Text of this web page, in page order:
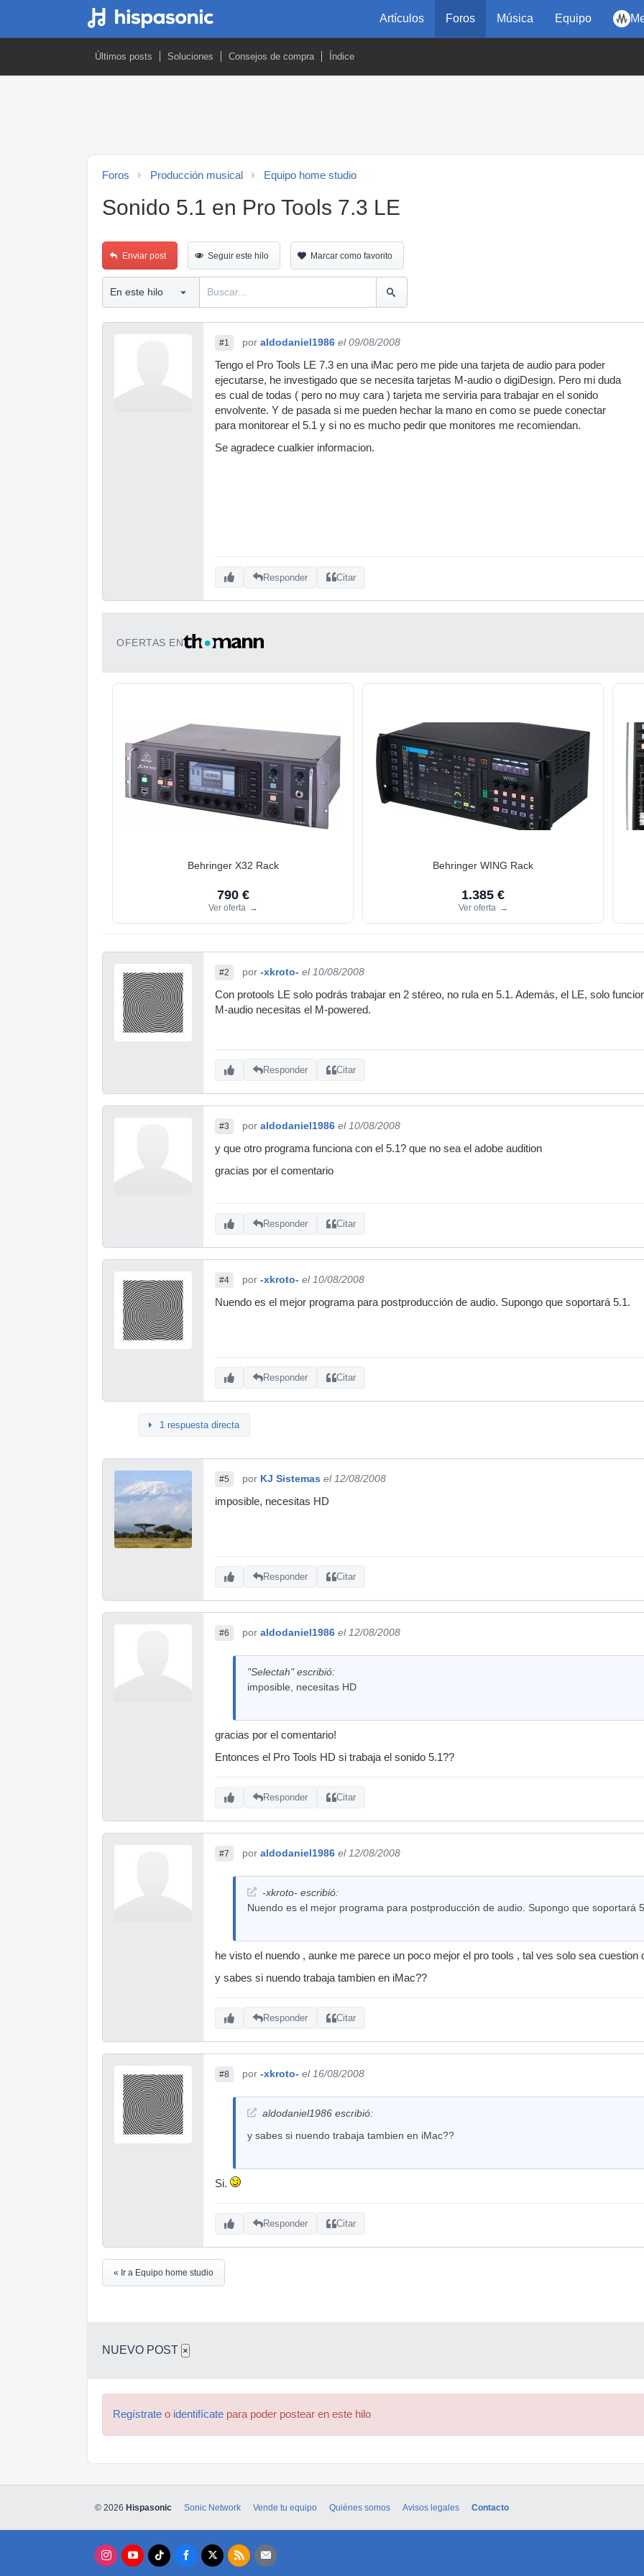
Artículos Foros Música Equipo
Últimos posts Soluciones Consejos de compra Índice
Foros Producción musical Equipo home studio
Sonido 5.1 en Pro Tools 7.3 LE
Enviar post Seguir este hilo Marcar como favorito
#1 por aldodaniel1986 el 09/08/2008
Tengo el Pro Tools LE 7.3 en una iMac pero me pide una tarjeta de audio para poder
ejecutarse, he investigado que se necesita tarjetas M-audio o digiDesign. Pero mi duda
es cual de todas ( pero no muy cara ) tarjeta me serviria para trabajar en el sonido
envolvente. Y de pasada si me pueden hechar la mano en como se puede conectar
para monitorear el 5.1 y si no es mucho pedir que monitores me recomiendan.
Se agradece cualkier informacion.
Responder Citar
OFERTAS EN
Behringer X32 Rack
790 €
Ver oferta →
Behringer WING Rack
1.385 €
Ver oferta →
#2 por -xkroto- el 10/08/2008
Con protools LE solo podrás trabajar en 2 stéreo, no rula en 5.1. Además, el LE, solo
M-audio necesitas el M-powered.
Responder Citar
#3 por aldodaniel1986 el 10/08/2008
y que otro programa funciona con el 5.1? que no sea el adobe audition
gracias por el comentario
Responder Citar
#4 por -xkroto- el 10/08/2008
Nuendo es el mejor programa para postproducción de audio. Supongo que soportará 5.1.
Responder Citar
1 respuesta directa
#5 por KJ Sistemas el 12/08/2008
imposible, necesitas HD
Responder Citar
#6 por aldodaniel1986 el 12/08/2008
"Selectah" escribió:
imposible, necesitas HD
gracias por el comentario!
Entonces el Pro Tools HD si trabaja el sonido 5.1??
Responder Citar
#7 por aldodaniel1986 el 12/08/2008
-xkroto- escribió:
Nuendo es el mejor programa para postproducción de audio. Supongo que soportará
he visto el nuendo , aunke me parece un poco mejor el pro tools , tal ves solo sea cuestion
y sabes si nuendo trabaja tambien en iMac??
Responder Citar
#8 por -xkroto- el 16/08/2008
aldodaniel1986 escribió:
y sabes si nuendo trabaja tambien en iMac??
Si.
Responder Citar
« Ir a Equipo home studio
NUEVO POST ×
Regístrate o identifícate para poder postear en este hilo
© 2026 Hispasonic Sonic Network Vende tu equipo Quiénes somos Avisos legales Contacto